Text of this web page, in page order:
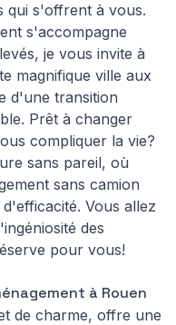
qui s'offrent à vous.
s'accompagne
je vous invite à
magnifique ville aux
d'une transition
Prêt à changer
compliquer la vie?
sans pareil, où
sans camion
Vous allez
des
pour vous!
à Rouen
de charme, offre une